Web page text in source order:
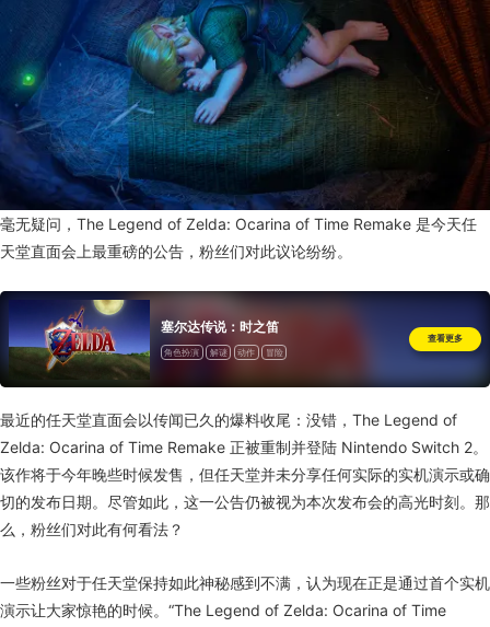
毫无疑问，The Legend of Zelda: Ocarina of Time Remake 是今天任
天堂直面会上最重磅的公告，粉丝们对此议论纷纷。
塞尔达传说：时之笛
角色扮演 解谜 动作 冒险
查看更多
最近的任天堂直面会以传闻已久的爆料收尾：没错，The Legend of
Zelda: Ocarina of Time Remake 正被重制并登陆 Nintendo Switch 2。
该作将于今年晚些时候发售，但任天堂并未分享任何实际的实机演示或确
切的发布日期。尽管如此，这一公告仍被视为本次发布会的高光时刻。那
么，粉丝们对此有何看法？
一些粉丝对于任天堂保持如此神秘感到不满，认为现在正是通过首个实机
演示让大家惊艳的时候。“The Legend of Zelda: Ocarina of Time